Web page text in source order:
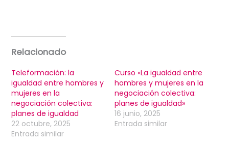
Relacionado
Teleformación: la
igualdad entre hombres y
mujeres en la
negociación colectiva:
planes de igualdad
22 octubre, 2025
Entrada similar
Curso «La igualdad entre
hombres y mujeres en la
negociación colectiva:
planes de igualdad»
16 junio, 2025
Entrada similar